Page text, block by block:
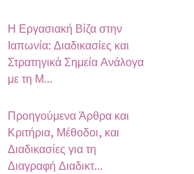
Η Εργασιακή Βίζα στην
Ιαπωνία: Διαδικασίες και
Στρατηγικά Σημεία Ανάλογα
με τη Μ...
Προηγούμενα Άρθρα και
Κριτήρια, Μέθοδοι, και
Διαδικασίες για τη
Διαγραφή Διαδικτ...